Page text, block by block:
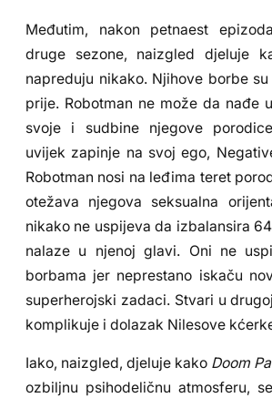
Međutim, nakon petnaest
druge sezone, naizgled djeluje
napreduju nikako. Njihove borbe
prije. Robotman ne može da nađe
svoje i sudbine njegove
uvijek zapinje na svoj ego,
Robotman nosi na leđima teret
otežava njegova seksualna
nikako ne uspijeva da izbalansira
nalaze u njenoj glavi. Oni ne
borbama jer neprestano iskaču
superherojski zadaci. Stvari u
komplikuje i dolazak Nilesove
Iako, naizgled, djeluje kako Doom
ozbiljnu psihodeličnu atmosferu,